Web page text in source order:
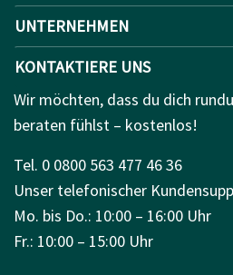
UNTERNEHMEN
KONTAKTIERE UNS
Wir möchten, dass du dich
beraten fühlst – kostenlos!
Tel. 0 0800 563 477 46 36
Unser telefonischer
Mo. bis Do.: 10:00 – 16:00 Uhr
Fr.: 10:00 – 15:00 Uhr